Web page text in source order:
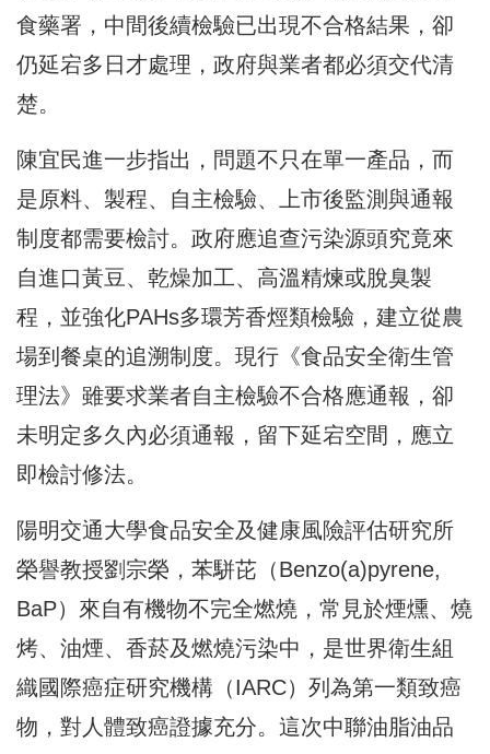
食藥署，中間後續檢驗已出現不合格結果，卻
仍延宕多日才處理，政府與業者都必須交代清
楚。
陳宜民進一步指出，問題不只在單一產品，而
是原料、製程、自主檢驗、上市後監測與通報
制度都需要檢討。政府應追查污染源頭究竟來
自進口黃豆、乾燥加工、高溫精煉或脫臭製
程，並強化PAHs多環芳香烴類檢驗，建立從農
場到餐桌的追溯制度。現行《食品安全衛生管
理法》雖要求業者自主檢驗不合格應通報，卻
未明定多久內必須通報，留下延宕空間，應立
即檢討修法。
陽明交通大學食品安全及健康風險評估研究所
榮譽教授劉宗榮，苯駢芘（Benzo(a)pyrene,
BaP）來自有機物不完全燃燒，常見於煙燻、燒
烤、油煙、香菸及燃燒污染中，是世界衛生組
織國際癌症研究機構（IARC）列為第一類致癌
物，對人體致癌證據充分。這次中聯油脂油品